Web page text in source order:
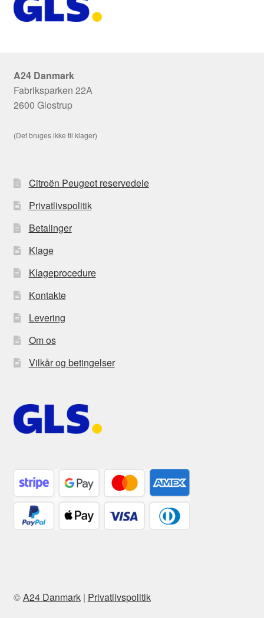
A24 Danmark
Fabriksparken 22A
2600 Glostrup
(Det bruges ikke til klager)
Citroën Peugeot reservedele
Privatlivspolitik
Betalinger
Klage
Klageprocedure
Kontakte
Levering
Om os
Vilkår og betingelser
©A24 Danmark| Privatlivspolitik